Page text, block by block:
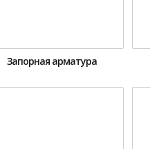
Запорная арматура